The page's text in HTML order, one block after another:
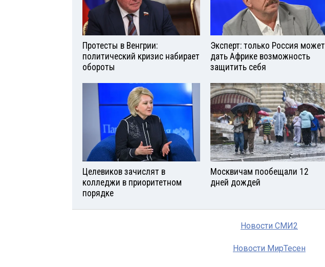
Протесты в Венгрии:
политический кризис набирает
обороты
Эксперт: только Россия может
дать Африке возможность
защитить себя
Целевиков зачислят в
колледжи в приоритетном
порядке
Москвичам пообещали 12
дней дождей
Новости СМИ2
Новости МирТесен